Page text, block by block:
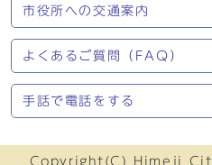
市役所への交通案内
よくあるご質問（FAQ）
手話で電話をする
Copyright(C) Himeji